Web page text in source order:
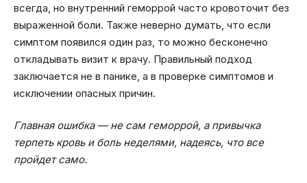
всегда, но внутренний геморрой часто кровоточит без
выраженной боли. Также неверно думать, что если
симптом появился один раз, то можно бесконечно
откладывать визит к врачу. Правильный подход
заключается не в панике, а в проверке симптомов и
исключении опасных причин.
Главная ошибка — не сам геморрой, а привычка
терпеть кровь и боль неделями, надеясь, что все
пройдет само.